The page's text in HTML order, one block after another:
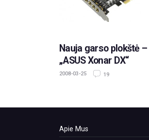
Nauja garso plokštė –
„ASUS Xonar DX“
2008-03-25 19
Apie Mus